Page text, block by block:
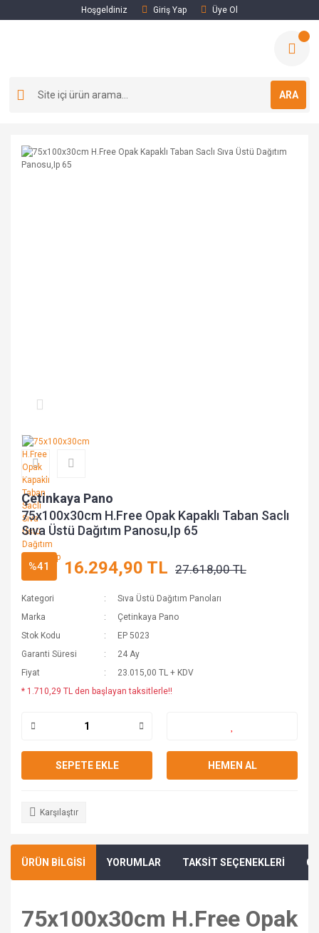
Hoşgeldiniz Giriş Yap Üye Ol
ARA
Çetinkaya Pano
75x100x30cm H.Free Opak Kapaklı Taban Saclı
Sıva Üstü Dağıtım Panosu,Ip 65
%41 16.294,90 TL 27.618,00 TL
Kategori
Sıva Üstü Dağıtım Panoları
Marka
Çetinkaya Pano
Stok Kodu
EP 5023
Garanti Süresi
24 Ay
Fiyat
23.015,00 TL + KDV
* 1.710,29 TL den başlayan taksitlerle!!
SEPETE EKLE HEMEN AL
Karşılaştır
ÜRÜN BİLGİSİ YORUMLAR TAKSİT SEÇENEKLERİ
75x100x30cm H.Free Opak